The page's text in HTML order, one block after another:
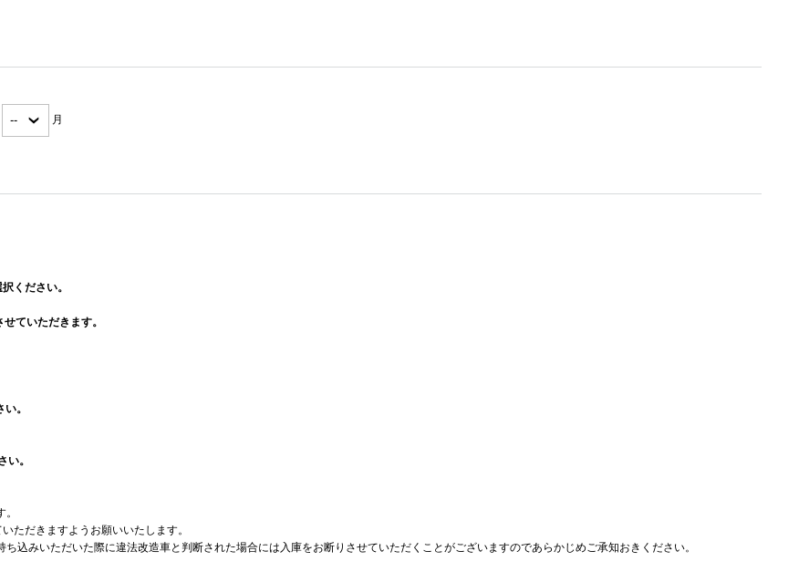
月
ください。
ていただきます。
。
。
ただきますようお願いいたします。
込みいただいた際に違法改造車と判断された場合には入庫をお断りさせていただくことがございますのであらかじめご承知おきください。